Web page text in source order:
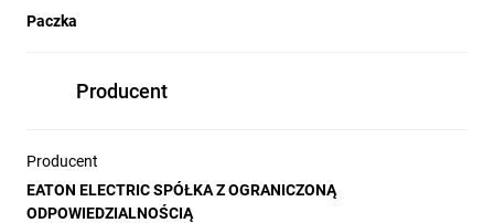
Paczka
Producent
Producent
EATON ELECTRIC SPÓŁKA Z OGRANICZONĄ
ODPOWIEDZIALNOŚCIĄ